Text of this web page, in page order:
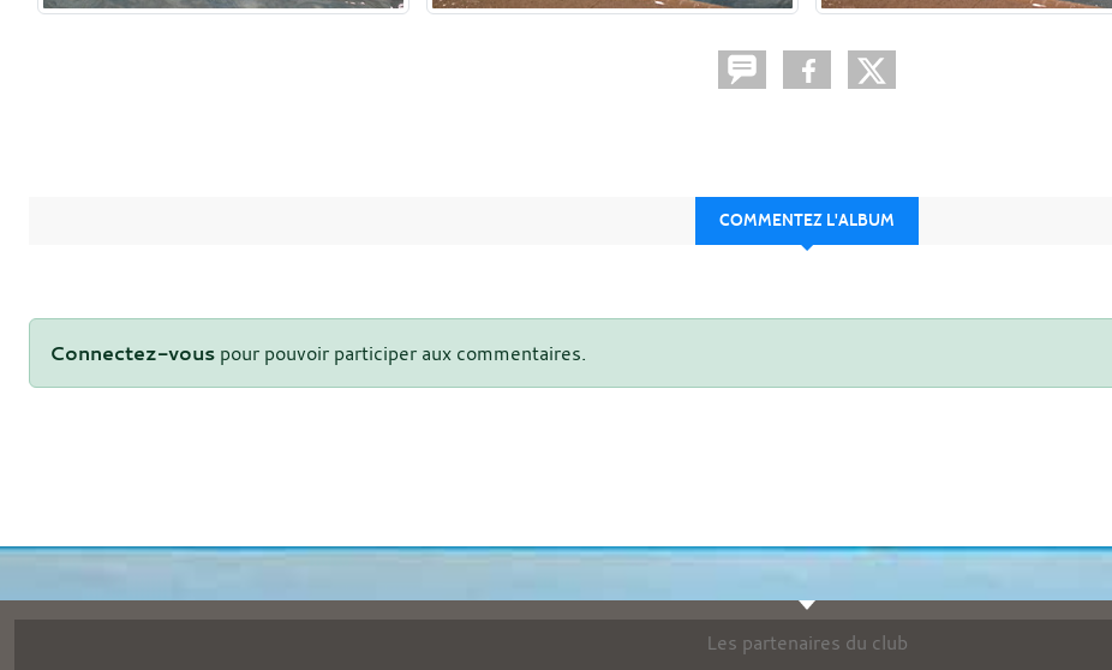
COMMENTEZ L'ALBUM
Connectez-vous pour pouvoir participer aux commentaires.
Les partenaires du club